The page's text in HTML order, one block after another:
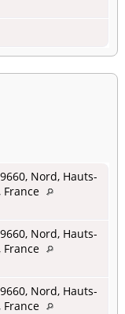
Nord, Hauts-
France
Nord, Hauts-
France
Nord, Hauts-
France